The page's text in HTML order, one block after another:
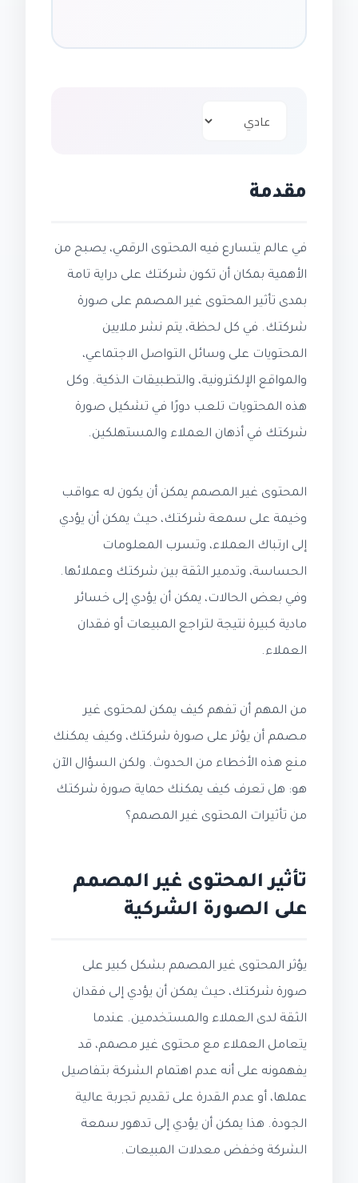
مقدمة
في عالم يتسارع فيه المحتوى الرقمي، يصبح من
الأهمية بمكان أن تكون شركتك على دراية تامة
بمدى تأثير المحتوى غير المصمم على صورة
شركتك. في كل لحظة، يتم نشر ملايين
المحتويات على وسائل التواصل الاجتماعي،
والمواقع الإلكترونية، والتطبيقات الذكية. وكل
هذه المحتويات تلعب دورًا في تشكيل صورة
شركتك في أذهان العملاء والمستهلكين.
المحتوى غير المصمم يمكن أن يكون له عواقب
وخيمة على سمعة شركتك، حيث يمكن أن يؤدي
إلى ارتباك العملاء، وتسرب المعلومات
الحساسة، وتدمير الثقة بين شركتك وعملائها.
وفي بعض الحالات، يمكن أن يؤدي إلى خسائر
مادية كبيرة نتيجة لتراجع المبيعات أو فقدان
العملاء.
من المهم أن تفهم كيف يمكن لمحتوى غير
مصمم أن يؤثر على صورة شركتك، وكيف يمكنك
منع هذه الأخطاء من الحدوث. ولكن السؤال الآن
هو: هل تعرف كيف يمكنك حماية صورة شركتك
من تأثيرات المحتوى غير المصمم؟
تأثير المحتوى غير المصمم
على الصورة الشركية
يؤثر المحتوى غير المصمم بشكل كبير على
صورة شركتك، حيث يمكن أن يؤدي إلى فقدان
الثقة لدى العملاء والمستخدمين. عندما
يتعامل العملاء مع محتوى غير مصمم، قد
يفهمونه على أنه عدم اهتمام الشركة بتفاصيل
عملها، أو عدم القدرة على تقديم تجربة عالية
الجودة. هذا يمكن أن يؤدي إلى تدهور سمعة
الشركة وخفض معدلات المبيعات.